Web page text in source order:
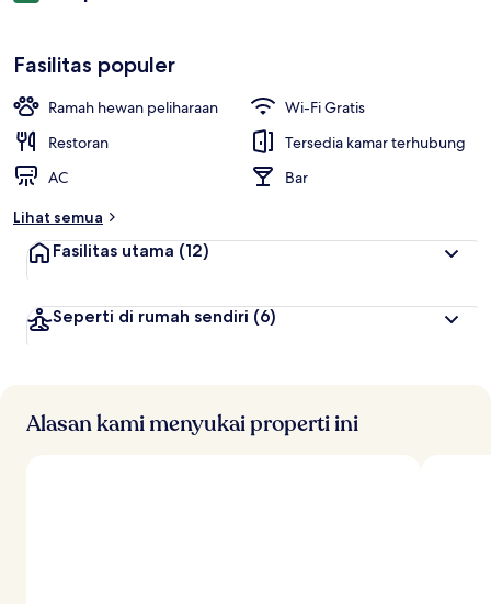
Fasilitas populer
Ramah hewan peliharaan
Wi-Fi Gratis
Restoran
Tersedia kamar terhubung
AC
Bar
Lihat semua
Fasilitas utama (12)
Seperti di rumah sendiri (6)
Alasan kami menyukai properti ini